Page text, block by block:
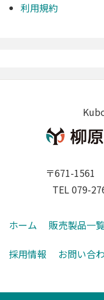
利用規約
〒671-1561
TEL 079-
ホーム 販売製品一
採用情報 お問い合